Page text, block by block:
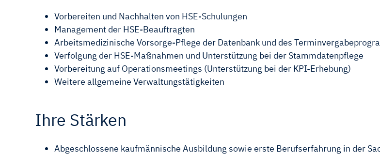
Vorbereiten und Nachhalten von HSE-Schulungen
Management der HSE-Beauftragten
Arbeitsmedizinische Vorsorge-Pflege der Datenbank und des
Verfolgung der HSE-Maßnahmen und Unterstützung bei der Stammdatenpflege
Vorbereitung auf Operationsmeetings (Unterstützung bei der KPI-Erhebung)
Weitere allgemeine Verwaltungstätigkeiten
Ihre Stärken
Abgeschlossene kaufmännische Ausbildung sowie erste Berufserfahrung in der